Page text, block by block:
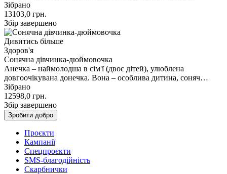
Зібрано
13103,0 грн.
Збір завершено
Дивитись більше
Здоров'я
Сонячна дівчинка-дюймовочка
Анечка – наймолодша в сім'ї (двоє дітей), улюблена
довгоочікувана донечка. Вона – особлива дитина, соняч…
Зібрано
12598,0 грн.
Збір завершено
Зробити добро
Проєкти
Кампанії
Спецпроєкти
SMS-благодійність
Скарбнички